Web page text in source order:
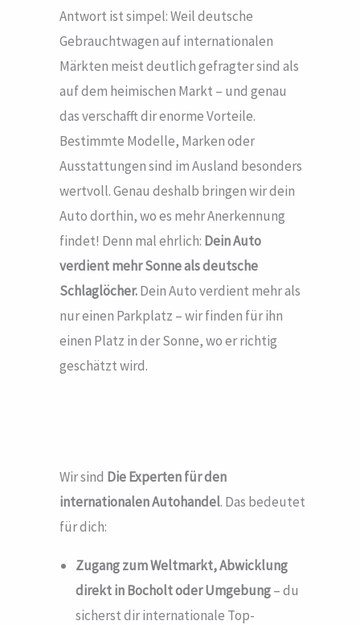
Antwort ist simpel: Weil deutsche
Gebrauchtwagen auf internationalen
Märkten meist deutlich gefragter sind als
auf dem heimischen Markt – und genau
das verschafft dir enorme Vorteile.
Bestimmte Modelle, Marken oder
Ausstattungen sind im Ausland besonders
wertvoll. Genau deshalb bringen wir dein
Auto dorthin, wo es mehr Anerkennung
findet! Denn mal ehrlich: Dein Auto
verdient mehr Sonne als deutsche
Schlaglöcher.Dein Auto verdient mehr als
nur einen Parkplatz – wir finden für ihn
einen Platz in der Sonne, wo er richtig
geschätzt wird.
Wir sind Die Experten für den
internationalen Autohandel. Das bedeutet
für dich:
Zugang zum Weltmarkt, Abwicklung
direkt in Bocholtoder Umgebung– du
sicherst dir internationale Top-